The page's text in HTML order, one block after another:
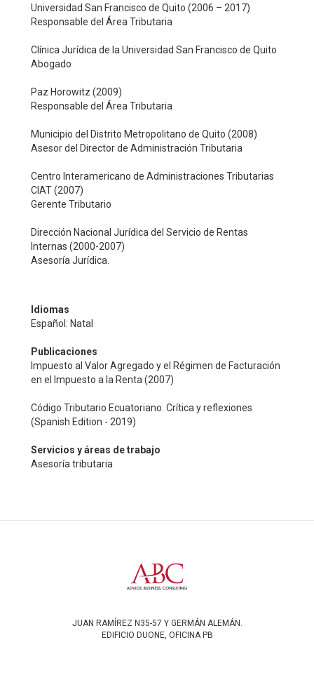
Universidad San Francisco de Quito (2006 – 2017)
Responsable del Área Tributaria
Clínica Jurídica de la Universidad San Francisco de Quito
Abogado
Paz Horowitz (2009)
Responsable del Área Tributaria
Municipio del Distrito Metropolitano de Quito (2008)
Asesor del Director de Administración Tributaria
Centro Interamericano de Administraciones Tributarias
CIAT (2007)
Gerente Tributario
Dirección Nacional Jurídica del Servicio de Rentas
Internas (2000-2007)
Asesoría Jurídica.
Idiomas
Español: Natal
Publicaciones
Impuesto al Valor Agregado y el Régimen de Facturación
en el Impuesto a la Renta (2007)
Código Tributario Ecuatoriano. Crítica y reflexiones
(Spanish Edition - 2019)
Servicios y áreas de trabajo
Asesoría tributaria
JUAN RAMÍREZ N35-57 Y GERMÁN ALEMÁN.
EDIFICIO DUONE, OFICINA PB